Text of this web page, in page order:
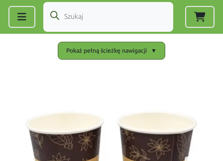
Pokaż pełną ścieżkę nawigacji ▼